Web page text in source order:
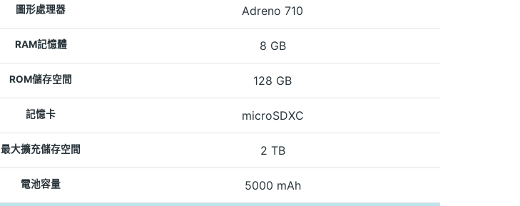
圖形處理器 Adreno 710
RAM記憶體 8 GB
ROM儲存空間 128 GB
記憶卡 microSDXC
最大擴充儲存空間 2 TB
電池容量 5000 mAh